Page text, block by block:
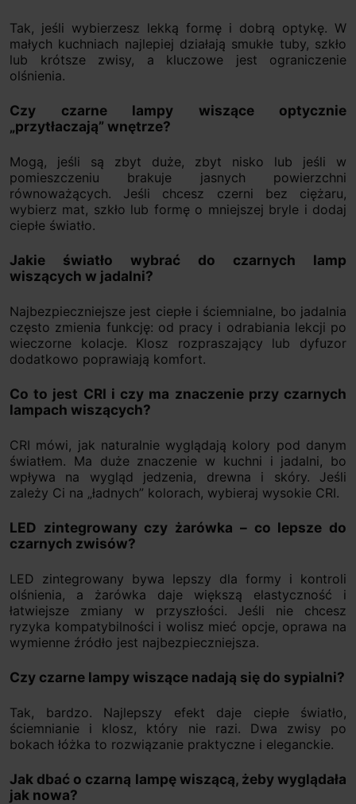
Tak, jeśli wybierzesz lekką formę i dobrą optykę. W
małych kuchniach najlepiej działają smukłe tuby, szkło
lub krótsze zwisy, a kluczowe jest ograniczenie
olśnienia.
Czy czarne lampy wiszące optycznie
„przytłaczają” wnętrze?
Mogą, jeśli są zbyt duże, zbyt nisko lub jeśli w
pomieszczeniu brakuje jasnych powierzchni
równoważących. Jeśli chcesz czerni bez ciężaru,
wybierz mat, szkło lub formę o mniejszej bryle i dodaj
ciepłe światło.
Jakie światło wybrać do czarnych lamp
wiszących w jadalni?
Najbezpieczniejsze jest ciepłe i ściemnialne, bo jadalnia
często zmienia funkcję: od pracy i odrabiania lekcji po
wieczorne kolacje. Klosz rozpraszający lub dyfuzor
dodatkowo poprawiają komfort.
Co to jest CRI i czy ma znaczenie przy czarnych
lampach wiszących?
CRI mówi, jak naturalnie wyglądają kolory pod danym
światłem. Ma duże znaczenie w kuchni i jadalni, bo
wpływa na wygląd jedzenia, drewna i skóry. Jeśli
zależy Ci na „ładnych” kolorach, wybieraj wysokie CRI.
LED zintegrowany czy żarówka – co lepsze do
czarnych zwisów?
LED zintegrowany bywa lepszy dla formy i kontroli
olśnienia, a żarówka daje większą elastyczność i
łatwiejsze zmiany w przyszłości. Jeśli nie chcesz
ryzyka kompatybilności i wolisz mieć opcje, oprawa na
wymienne źródło jest najbezpieczniejsza.
Czy czarne lampy wiszące nadają się do sypialni?
Tak, bardzo. Najlepszy efekt daje ciepłe światło,
ściemnianie i klosz, który nie razi. Dwa zwisy po
bokach łóżka to rozwiązanie praktyczne i eleganckie.
Jak dbać o czarną lampę wiszącą, żeby wyglądała
jak nowa?